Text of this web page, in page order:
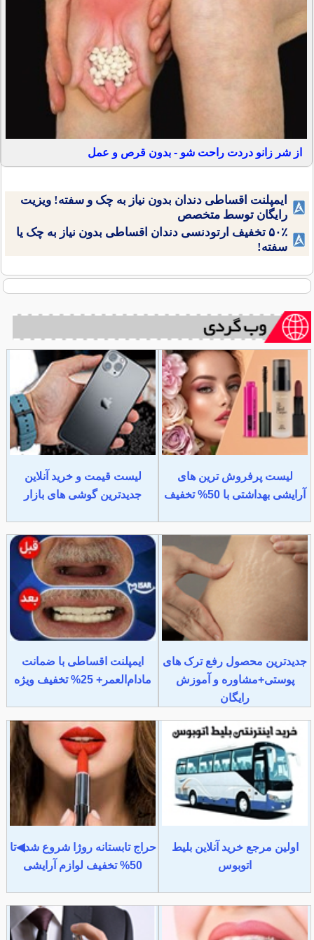
از شر زانو دردت راحت شو - بدون قرص و عمل
ایمپلنت اقساطی دندان بدون نیاز به چک و سفته! ویزیت
رایگان توسط متخصص
۵۰٪ تخفیف ارتودنسی دندان اقساطی بدون نیاز به چک یا
سفته!
لیست پرفروش ترین های
آرایشی بهداشتی با 50% تخفیف
لیست قیمت و خرید آنلاین
جدیدترین گوشی های بازار
جدیدترین محصول رفع ترک های
پوستی+مشاوره و آموزش
رایگان
ایمپلنت اقساطی با ضمانت
مادام‌العمر+ 25% تخفیف ویژه
اولین مرجع خرید آنلاین بلیط
اتوبوس
حراج تابستانه روژا شروع شد◀تا
50% تخفیف لوازم آرایشی